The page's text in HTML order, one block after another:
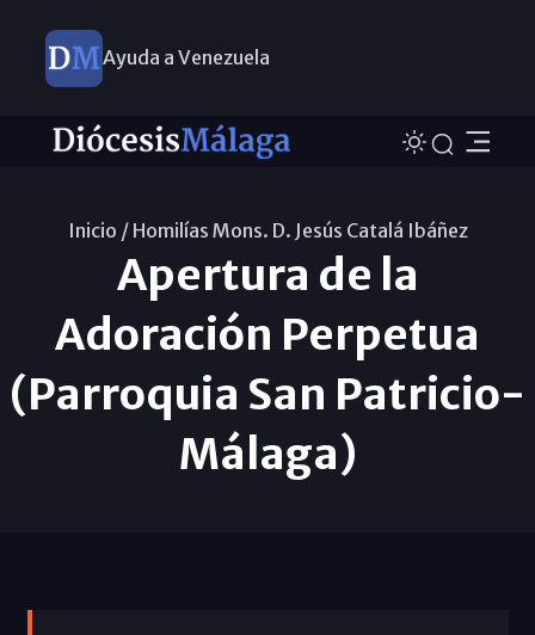
Ayuda a Venezuela
Inicio / Homilías Mons. D. Jesús Catalá Ibáñez
Apertura de la
Adoración Perpetua
(Parroquia San Patricio-
Málaga)